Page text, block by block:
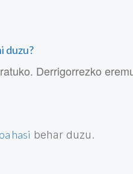
duzu?
Derrigorrezko
hasi behar duzu.